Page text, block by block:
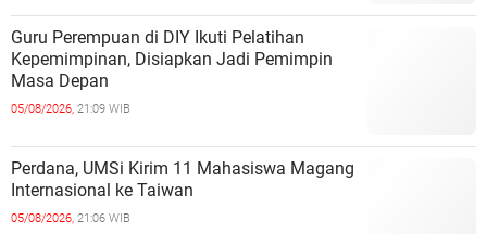
Guru Perempuan di DIY Ikuti Pelatihan
Kepemimpinan, Disiapkan Jadi Pemimpin
Masa Depan
05/08/2026, 21:09 WIB
Perdana, UMSi Kirim 11 Mahasiswa Magang
Internasional ke Taiwan
05/08/2026, 21:06 WIB